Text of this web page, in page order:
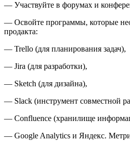
— Участвуйте в форумах и
— Освойте программы, которые
продакта:
— Trello (для планирования задач),
— Jira (для разработки),
— Sketch (для дизайна),
— Slack (инструмент совместной
— Confluence (хранилище
— Google Analytics и Яндекс.